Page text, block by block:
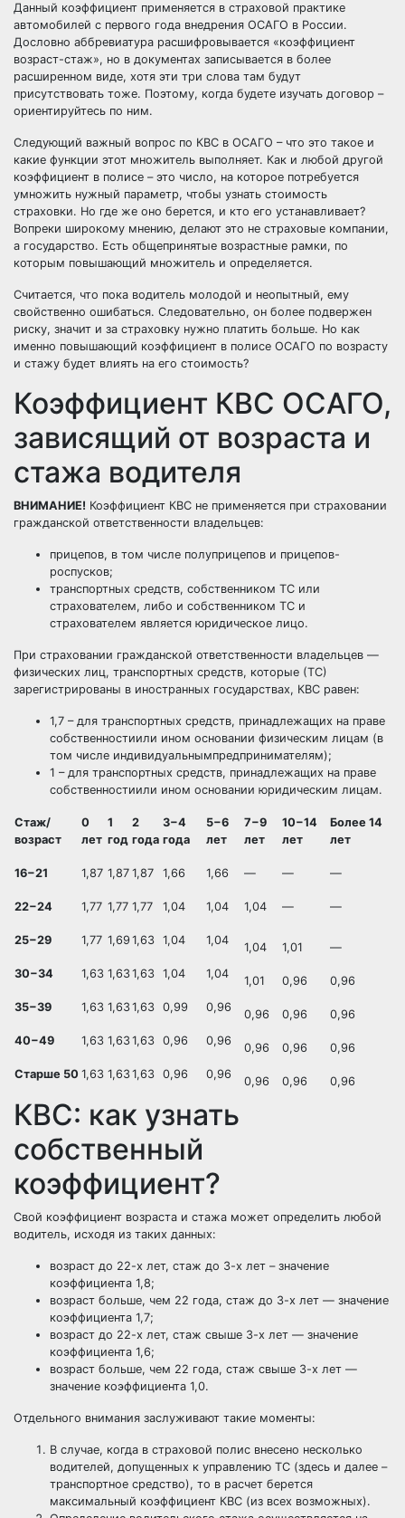
Данный коэффициент применяется в страховой практике
автомобилей с первого года внедрения ОСАГО в России.
Дословно аббревиатура расшифровывается «коэффициент
возраст-стаж», но в документах записывается в более
расширенном виде, хотя эти три слова там будут
присутствовать тоже. Поэтому, когда будете изучать договор –
ориентируйтесь по ним.
Следующий важный вопрос по КВС в ОСАГО – что это такое и
какие функции этот множитель выполняет. Как и любой другой
коэффициент в полисе – это число, на которое потребуется
умножить нужный параметр, чтобы узнать стоимость
страховки. Но где же оно берется, и кто его устанавливает?
Вопреки широкому мнению, делают это не страховые компании,
а государство. Есть общепринятые возрастные рамки, по
которым повышающий множитель и определяется.
Считается, что пока водитель молодой и неопытный, ему
свойственно ошибаться. Следовательно, он более подвержен
риску, значит и за страховку нужно платить больше. Но как
именно повышающий коэффициент в полисе ОСАГО по возрасту
и стажу будет влиять на его стоимость?
Коэффициент КВС ОСАГО,
зависящий от возраста и
стажа водителя
ВНИМАНИЕ! Коэффициент КВС не применяется при страховании
гражданской ответственности владельцев:
прицепов, в том числе полуприцепов и прицепов-
роспусков;
транспортных средств, собственником ТС или
страхователем, либо и собственником ТС и
страхователем является юридическое лицо.
При страховании гражданской ответственности владельцев —
физических лиц, транспортных средств, которые (ТС)
зарегистрированы в иностранных государствах, КВС равен:
1,7 – для транспортных средств, принадлежащих на праве
собственностиили ином основании физическим лицам (в
том числе индивидуальнымпредпринимателям);
1 – для транспортных средств, принадлежащих на праве
собственностиили ином основании юридическим лицам.
Стаж/
возраст
0
лет
1
год
2
года
3−4
года
5−6
лет
7−9
лет
10−14
лет
Более 14
лет
16−21 1,87 1,87 1,87 1,66 1,66 — — —
22−24 1,77 1,77 1,77 1,04 1,04 1,04 — —
25−29 1,77 1,69 1,63 1,04 1,04
1,04 1,01
—
30−34
1,63 1,631,63 1,04 1,04
1,01 0,96
0,96
35−39
1,63 1,631,63 0,99 0,96
0,96 0,96
0,96
40−49
1,63 1,631,63 0,96 0,96
0,96 0,96
0,96
Старше 50 1,63 1,631,63 0,96 0,96
0,96 0,96 0,96
КВС: как узнать
собственный
коэффициент?
Свой коэффициент возраста и стажа может определить любой
водитель, исходя из таких данных:
возраст до 22-х лет, стаж до 3-х лет – значение
коэффициента 1,8;
возраст больше, чем 22 года, стаж до 3-х лет — значение
коэффициента 1,7;
возраст до 22-х лет, стаж свыше 3-х лет — значение
коэффициента 1,6;
возраст больше, чем 22 года, стаж свыше 3-х лет —
значение коэффициента 1,0.
Отдельного внимания заслуживают такие моменты:
В случае, когда в страховой полис внесено несколько
водителей, допущенных к управлению ТС (здесь и далее –
транспортное средство), то в расчет берется
максимальный коэффициент КВС (из всех возможных).